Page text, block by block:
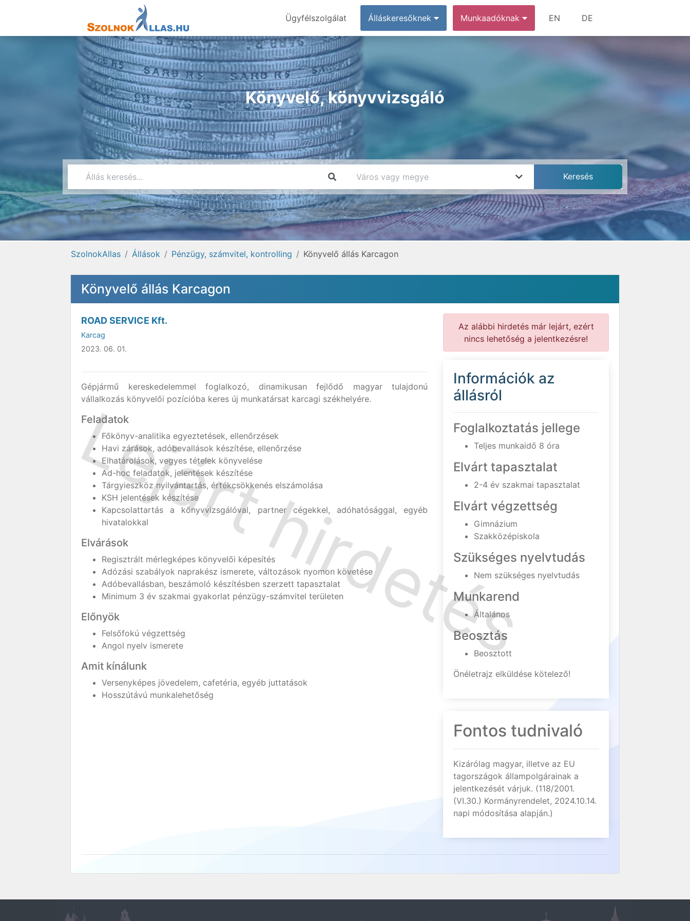
Ügyfélszolgálat Álláskeresőknek Munkaadóknak EN DE
Könyvelő, könyvvizsgáló
SzolnokAllas Állások Pénzügy, számvitel, kontrolling Könyvelő állás Karcagon
Könyvelő állás Karcagon
ROAD SERVICE Kft.
Karcag
2023. 06. 01.
Gépjármű kereskedelemmel foglalkozó, dinamikusan fejlődő magyar tulajdonú
vállalkozás könyvelői pozícióba keres új munkatársat karcagi székhelyére.
Feladatok
Főkönyv-analitika egyeztetések, ellenőrzések
Havi zárások, adóbevallások készítése, ellenőrzése
Elhatárolások, vegyes tételek könyvelése
Ad-hoc feladatok, jelentések készítése
Tárgyieszköz nyilvántartás, értékcsökkenés elszámolása
KSH jelentések készítése
Kapcsolattartás a könyvvizsgálóval, partner cégekkel, adóhatósággal, egyéb
hivatalokkal
Elvárások
Regisztrált mérlegképes könyvelői képesítés
Adózási szabályok naprakész ismerete, változások nyomon követése
Adóbevallásban, beszámoló készítésben szerzett tapasztalat
Minimum 3 év szakmai gyakorlat pénzügy-számvitel területen
Előnyök
Felsőfokú végzettség
Angol nyelv ismerete
Amit kínálunk
Versenyképes jövedelem, cafetéria, egyéb juttatások
Hosszútávú munkalehetőség
Az alábbi hirdetés már lejárt, ezért
nincs lehetőség a jelentkezésre!
Információk az
állásról
Foglalkoztatás jellege
Teljes munkaidő 8 óra
Elvárt tapasztalat
2-4 év szakmai tapasztalat
Elvárt végzettség
Gimnázium
Szakközépiskola
Szükséges nyelvtudás
Nem szükséges nyelvtudás
Munkarend
Általános
Beosztás
Beosztott
Önéletrajz elküldése kötelező!
Fontos tudnivaló
Kizárólag magyar, illetve az EU
tagországok állampolgárainak a
jelentkezését várjuk. (118/2001.
(VI.30.) Kormányrendelet, 2024.10.14.
napi módosítása alapján.)